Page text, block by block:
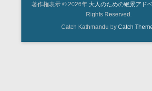
著作権表示 © 2026年 大人のための絶景アド
Rights Reserved.
Catch Kathmandu by Catch